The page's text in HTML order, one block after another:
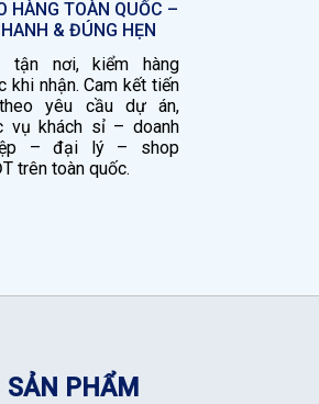
HÀNG TOÀN QUỐC –
& ĐÚNG HẸN
tận nơi, kiểm hàng
khi nhận. Cam kết tiến
yêu cầu dự án,
vụ khách sỉ – doanh
– đại lý – shop
trên toàn quốc.
SẢN PHẨM